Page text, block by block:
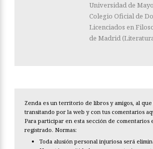
Universidad de
Colegio Oficial de
Licenciados en
de Madrid
Zenda es un territorio de libros y amigos, al
transitando por la web y con tus comentarios
Para participar en esta sección de comentarios
registrado. Normas:
Toda alusión personal injuriosa será